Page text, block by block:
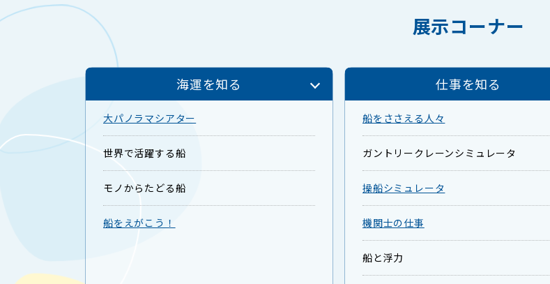
展示コーナー
海運を知る
大パノラマシアター
世界で活躍する船
モノからたどる船
船をえがこう！
仕事を知る
船をささえる人々
ガントリークレーンシミュレータ
操船シミュレータ
機関士の仕事
船と浮力